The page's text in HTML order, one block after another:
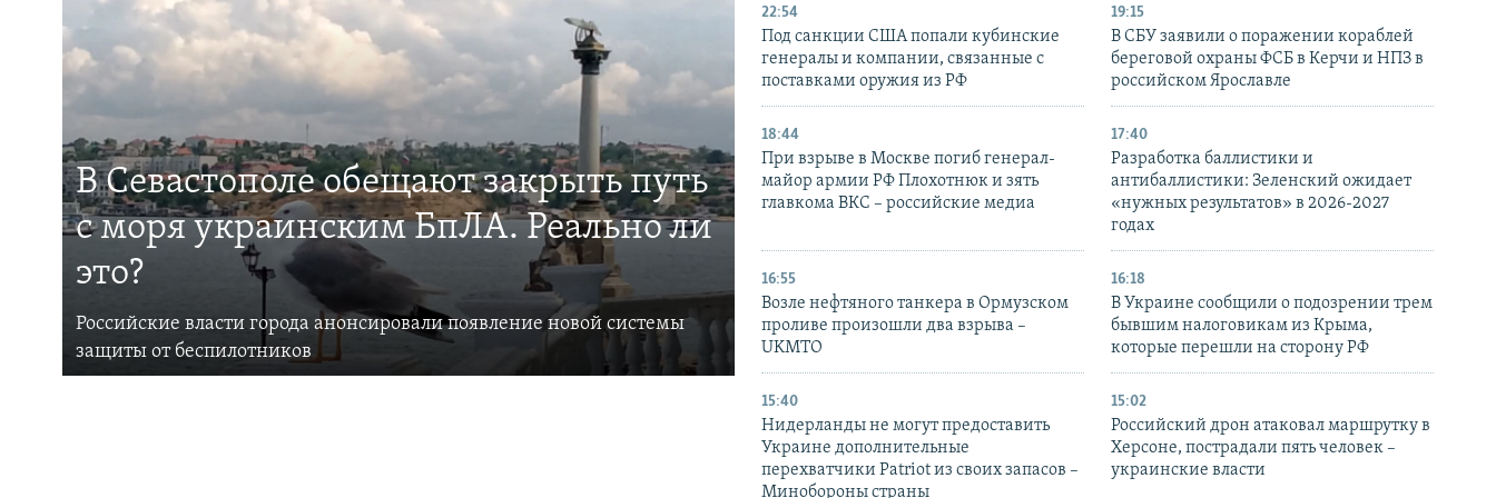
В Севастополе обещают закрыть путь
с моря украинским БпЛА. Реально ли
это?
Российские власти города анонсировали появление новой системы
защиты от беспилотников
22:54
Под санкции США попали кубинские
генералы и компании, связанные с
поставками оружия из РФ
19:15
В СБУ заявили о поражении кораблей
береговой охраны ФСБ в Керчи и НПЗ в
российском Ярославле
18:44
При взрыве в Москве погиб генерал-
майор армии РФ Плохотнюк и зять
главкома ВКС – российские медиа
17:40
Разработка баллистики и
антибаллистики: Зеленский ожидает
«нужных результатов» в 2026-2027
годах
16:55
Возле нефтяного танкера в Ормузском
проливе произошли два взрыва –
UKMTO
16:18
В Украине сообщили о подозрении трем
бывшим налоговикам из Крыма,
которые перешли на сторону РФ
15:40
Нидерланды не могут предоставить
Украине дополнительные
перехватчики Patriot из своих запасов –
Минобороны страны
15:02
Российский дрон атаковал маршрутку в
Херсоне, пострадали пять человек –
украинские власти